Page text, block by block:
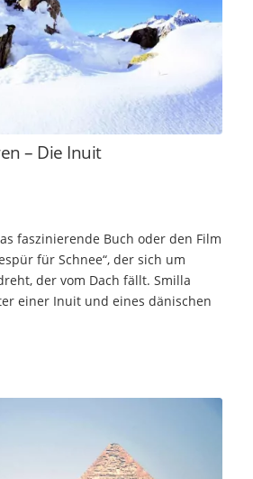
– Die Inuit
faszinierende Buch oder den Film
für Schnee“, der sich um
der vom Dach fällt. Smilla
einer Inuit und eines dänischen